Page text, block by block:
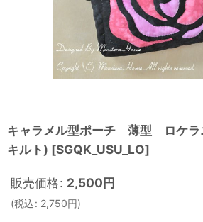
キャラメル型ポーチ 薄型 ロケラ
キルト) [SGQK_USU_LO]
販売価格: 2,500円
(税込: 2,750円)